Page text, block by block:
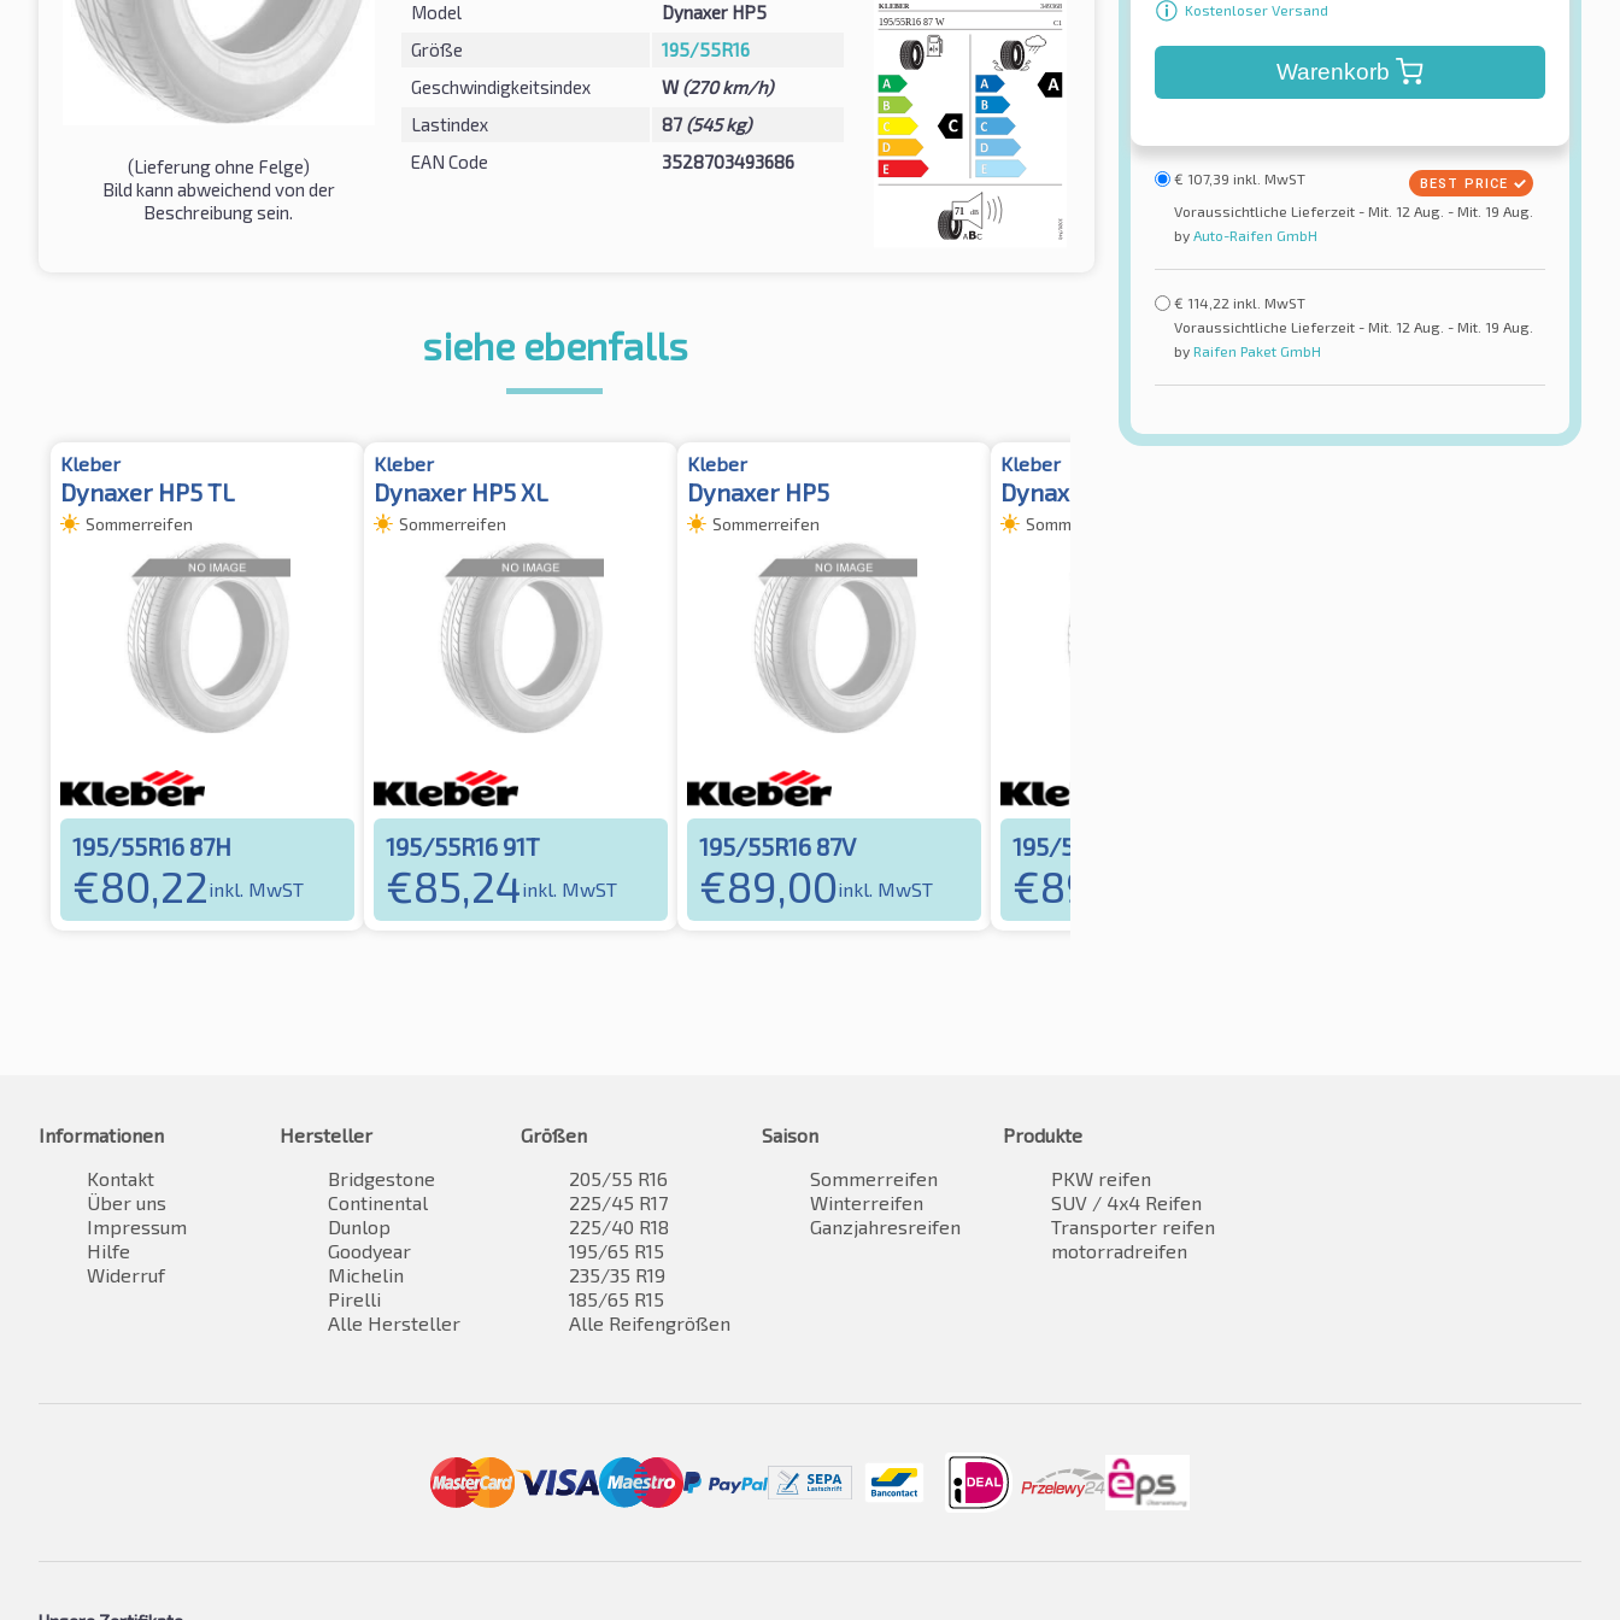
(Lieferung ohne Felge)
Bild kann abweichend von der
Beschreibung sein.
Model
Dynaxer HP5
Größe
195/55R16
Geschwindigkeitsindex
W(270 km/h)
Lastindex
87 (545 kg)
EAN Code
3528703493686
Kostenloser Versand
Warenkorb
€ 107,39 inkl. MwST
Voraussichtliche Lieferzeit - Mit. 12 Aug. - Mit. 19 Aug.
by Auto-Raifen GmbH
€ 114,22 inkl. MwST
Voraussichtliche Lieferzeit - Mit. 12 Aug. - Mit. 19 Aug.
by Raifen Paket GmbH
siehe ebenfalls
Kleber
Dynaxer HP5 TL
Sommerreifen
195/55R16 87H
€80,22inkl. MwST
Kleber
Dynaxer HP5 XL
Sommerreifen
195/55R16 91T
€85,24inkl. MwST
Kleber
Dynaxer HP5
Sommerreifen
195/55R16 87V
€89,00inkl. MwST
Kleber
Dynaxer HP5 TL XL
Sommerreifen
195/55R16 91V
€89,04
Informationen
Kontakt
Über uns
Impressum
Hilfe
Widerruf
Hersteller
Bridgestone
Continental
Dunlop
Goodyear
Michelin
Pirelli
Alle Hersteller
Größen
205/55 R16
225/45 R17
225/40 R18
195/65 R15
235/35 R19
185/65 R15
Alle Reifengrößen
Saison
Sommerreifen
Winterreifen
Ganzjahresreifen
Produkte
PKW reifen
SUV / 4x4 Reifen
Transporter reifen
motorradreifen